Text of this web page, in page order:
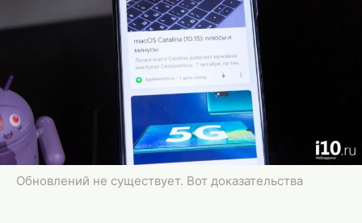
Обновлений не существует. Вот доказательства